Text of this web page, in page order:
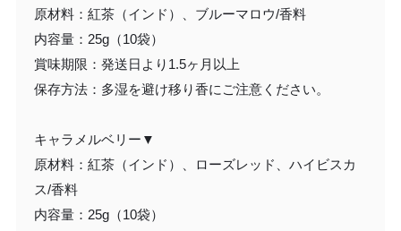
原材料：紅茶（インド）、ブルーマロウ/香料
内容量：25g（10袋）
賞味期限：発送日より1.5ヶ月以上
保存方法：多湿を避け移り香にご注意ください。
キャラメルベリー▼
原材料：紅茶（インド）、ローズレッド、ハイビスカ
ス/香料
内容量：25g（10袋）